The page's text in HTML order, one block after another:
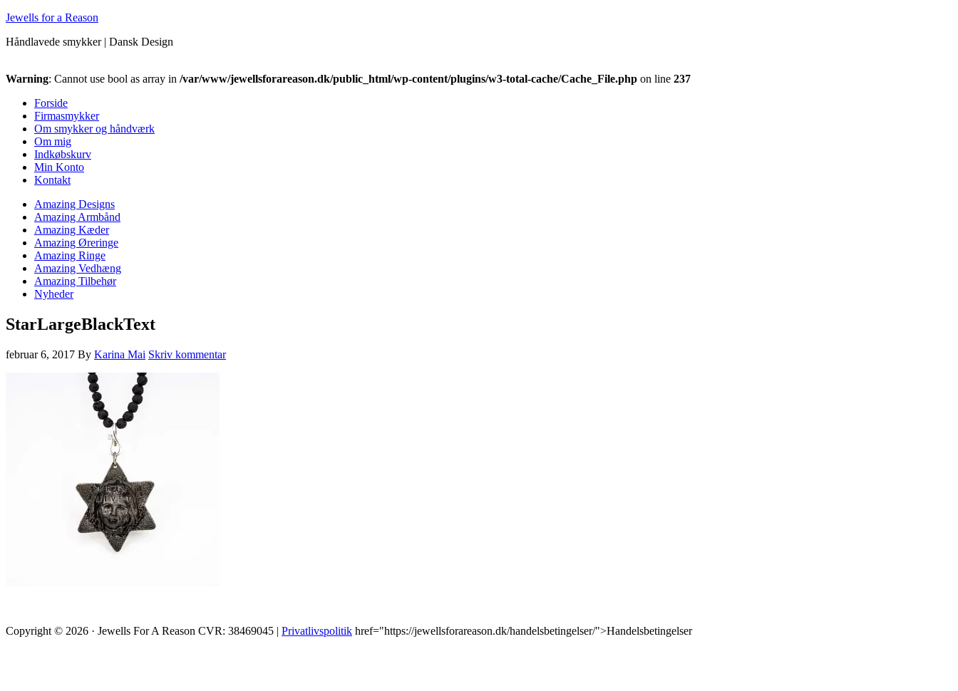
Jewells for a Reason
Håndlavede smykker | Dansk Design
Warning: Cannot use bool as array in /var/www/jewellsforareason.dk/public_html/wp-content/plugins/w3-total-cache/Cache_File.php on line 237
Forside
Firmasmykker
Om smykker og håndværk
Om mig
Indkøbskurv
Min Konto
Kontakt
Amazing Designs
Amazing Armbånd
Amazing Kæder
Amazing Øreringe
Amazing Ringe
Amazing Vedhæng
Amazing Tilbehør
Nyheder
StarLargeBlackText
februar 6, 2017 By Karina Mai Skriv kommentar
Copyright © 2026 · Jewells For A Reason CVR: 38469045 | Privatlivspolitik href="https://jewellsforareason.dk/handelsbetingelser/">Handelsbetingelser